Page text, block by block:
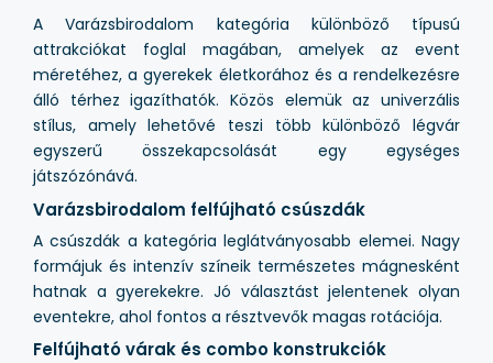
A Varázsbirodalom kategória különböző típusú
attrakciókat foglal magában, amelyek az event
méretéhez, a gyerekek életkorához és a rendelkezésre
álló térhez igazíthatók. Közös elemük az univerzális
stílus, amely lehetővé teszi több különböző légvár
egyszerű összekapcsolását egy egységes
játszózónává.
Varázsbirodalom felfújható csúszdák
A csúszdák a kategória leglátványosabb elemei. Nagy
formájuk és intenzív színeik természetes mágnesként
hatnak a gyerekekre. Jó választást jelentenek olyan
eventekre, ahol fontos a résztvevők magas rotációja.
Felfújható várak és combo konstrukciók